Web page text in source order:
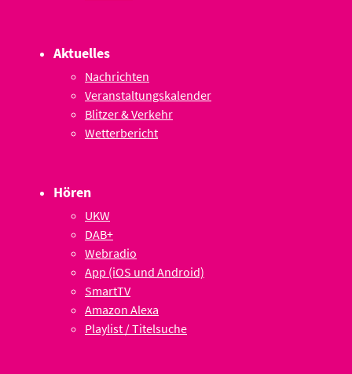
Aktuelles
Nachrichten
Veranstaltungskalender
Blitzer & Verkehr
Wetterbericht
Hören
UKW
DAB+
Webradio
App (iOS und Android)
SmartTV
Amazon Alexa
Playlist / Titelsuche